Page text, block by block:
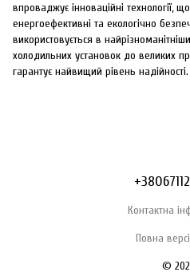
впроваджує інноваційні технології,
енергоефективні та екологічно
використовується в
холодильних установок до великих
гарантує найвищий рівень надійності.
Контактна
Повна
©